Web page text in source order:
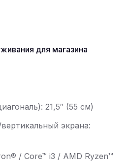
для магазина
21,5″ (55 см)
экрана:
/ Core™ i3 / AMD Ryzen™